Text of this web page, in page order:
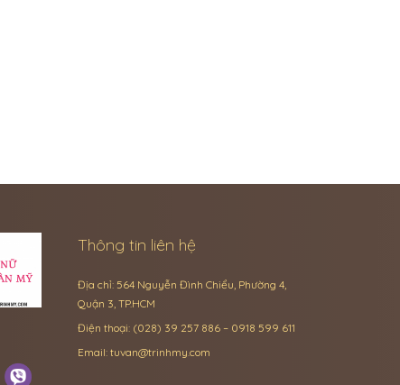
Thông tin liên hệ
Địa chỉ: 564 Nguyễn Đình Chiểu, Phường 4,
Quận 3, TP.HCM
Điện thoại: (028) 39 257 886 – 0918 599 611
Email: tuvan@trinhmy.com